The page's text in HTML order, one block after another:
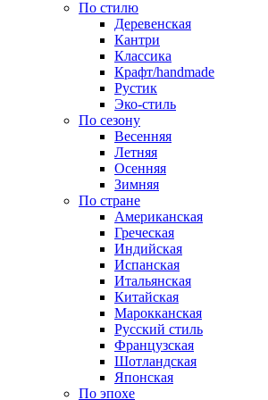
По стилю
Деревенская
Кантри
Классика
Крафт/handmade
Рустик
Эко-стиль
По сезону
Весенняя
Летняя
Осенняя
Зимняя
По стране
Американская
Греческая
Индийская
Испанская
Итальянская
Китайская
Марокканская
Русский стиль
Французская
Шотландская
Японская
По эпохе